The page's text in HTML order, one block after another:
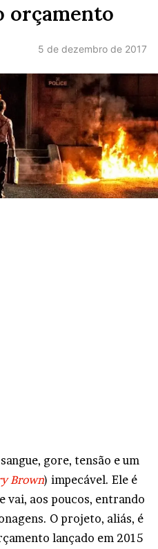
orçamento
5 de dezembro de 2017
gore, tensão e um
Brown) impecável. Ele é
vai, aos poucos, entrando
O projeto, aliás, é
lançado em 2015